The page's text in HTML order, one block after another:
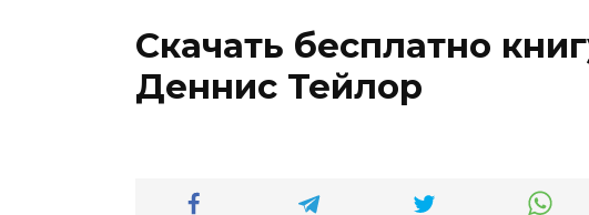
Скачать бесплатно
Деннис Тейлор